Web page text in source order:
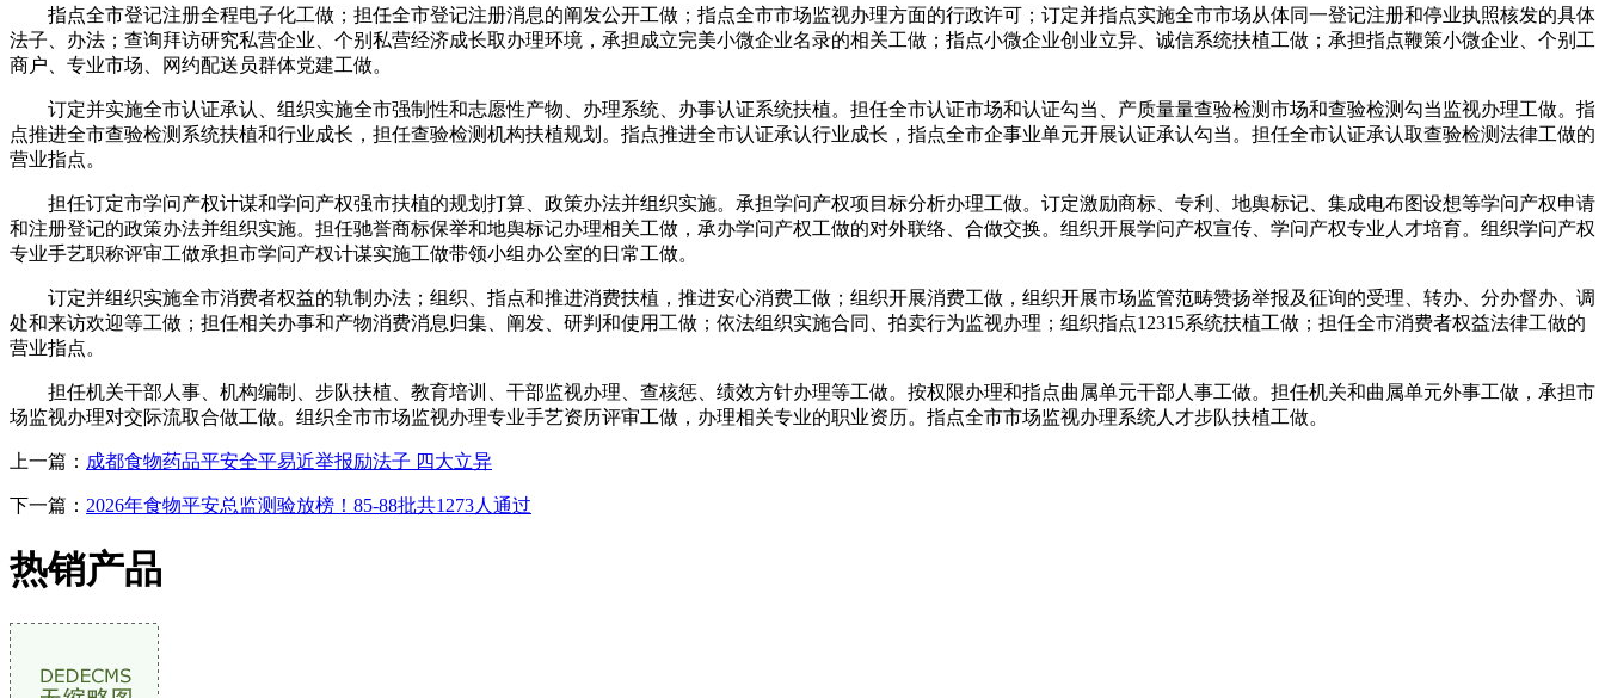
指点全市登记注册全程电子化工做；担任全市登记注册消息的阐发公开工做；指点全市市场监视办理方面的行政许可；订定并指点实施全市市场从体同一登记注册和停业执照核发的具体
法子、办法；查询拜访研究私营企业、个别私营经济成长取办理环境，承担成立完美小微企业名录的相关工做；指点小微企业创业立异、诚信系统扶植工做；承担指点鞭策小微企业、个别工
商户、专业市场、网约配送员群体党建工做。
订定并实施全市认证承认、组织实施全市强制性和志愿性产物、办理系统、办事认证系统扶植。担任全市认证市场和认证勾当、产质量量查验检测市场和查验检测勾当监视办理工做。指
点推进全市查验检测系统扶植和行业成长，担任查验检测机构扶植规划。指点推进全市认证承认行业成长，指点全市企事业单元开展认证承认勾当。担任全市认证承认取查验检测法律工做的
营业指点。
担任订定市学问产权计谋和学问产权强市扶植的规划打算、政策办法并组织实施。承担学问产权项目标分析办理工做。订定激励商标、专利、地舆标记、集成电布图设想等学问产权申请
和注册登记的政策办法并组织实施。担任驰誉商标保举和地舆标记办理相关工做，承办学问产权工做的对外联络、合做交换。组织开展学问产权宣传、学问产权专业人才培育。组织学问产权
专业手艺职称评审工做承担市学问产杈计谋实施工做带领小组办公室的日常工做。
订定并组织实施全市消费者权益的轨制办法；组织、指点和推进消费扶植，推进安心消费工做；组织开展消费工做，组织开展市场监管范畴赞扬举报及征询的受理、转办、分办督办、调
处和来访欢迎等工做；担任相关办事和产物消费消息归集、阐发、研判和使用工做；依法组织实施合同、拍卖行为监视办理；组织指点12315系统扶植工做；担任全市消费者权益法律工做的
营业指点。
担任机关干部人事、机构编制、步队扶植、教育培训、干部监视办理、查核惩、绩效方针办理等工做。按权限办理和指点曲属单元干部人事工做。担任机关和曲属单元外事工做，承担市
场监视办理对交际流取合做工做。组织全市市场监视办理专业手艺资历评审工做，办理相关专业的职业资历。指点全市市场监视办理系统人才步队扶植工做。
上一篇： 成都食物药品平安全平易近举报励法子 四大立异
下一篇： 2026年食物平安总监测验放榜！85-88批共1273人通过
热销产品